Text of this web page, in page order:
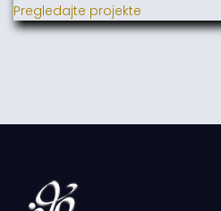
Pregledajte projekte